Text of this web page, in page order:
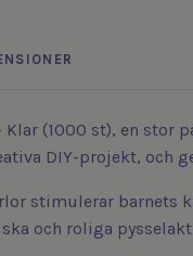
Klar (1000 st), en stor
DIY-projekt, och
stimulerar barnets
och roliga